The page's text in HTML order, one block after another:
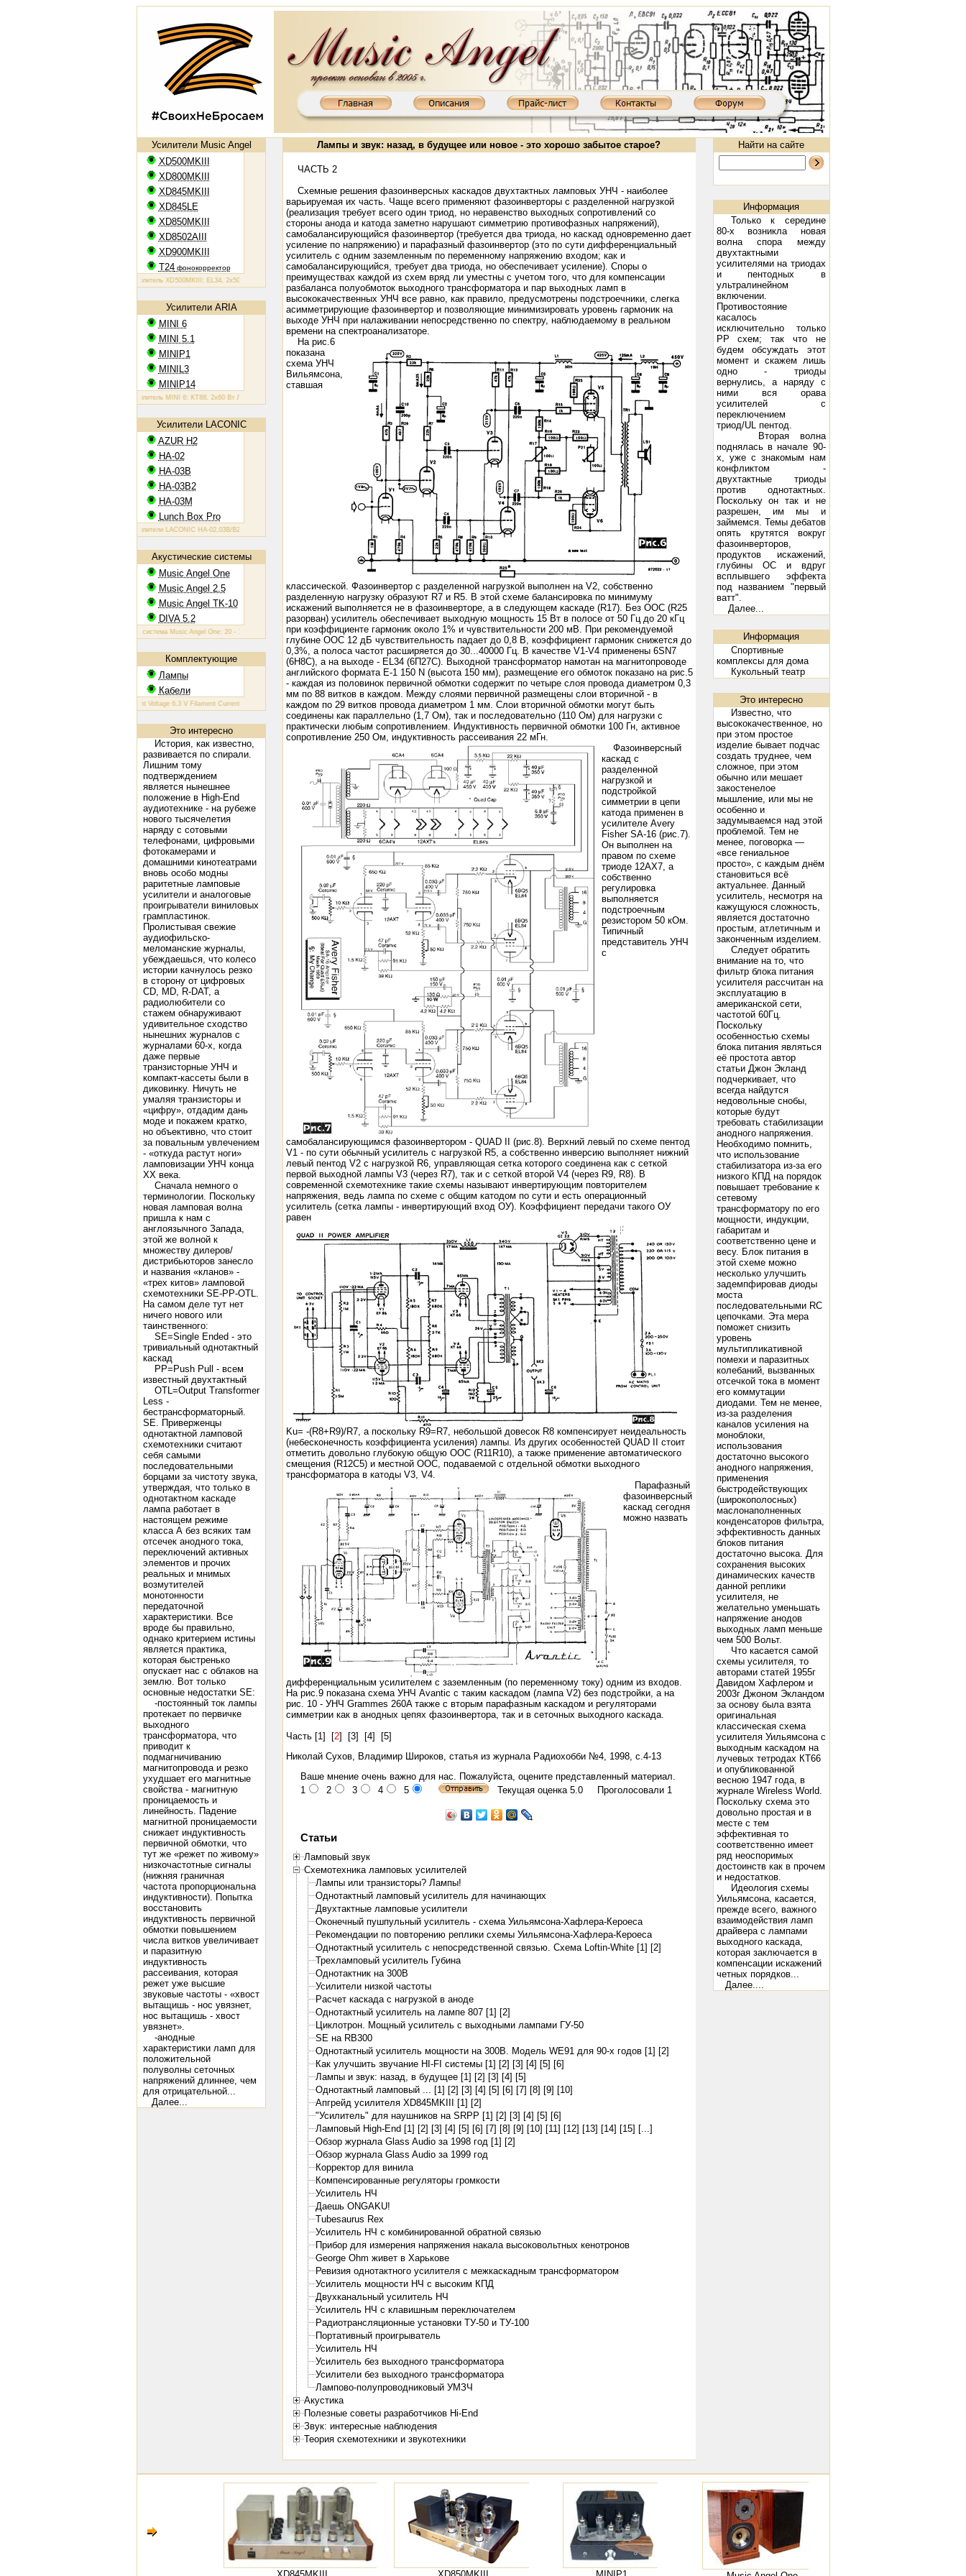
Усилители Music Angel
XD500MKIII
XD800MKIII
XD845MKIII
XD845LE
XD850MKIII
XD8502AIII
XD900MKIII
T24фонокорректор
Ламповый усилитель XD500MKIII: EL34, 2х50 ВтЛамповый усилитель XD800MKIII: KT88, 2х65 ВтЛамповый усилитель XD845MKIII: 845, 2х20 ВтЛамповый усилитель XD850MKIII: 300B, 2х9 Вт Ламповый усилитель XD8502AIII: 300B, 2х9 Вт
Усилители ARIA
MINI 6
MINI 5.1
MINIP1
MINIL3
MINIP14
Ламповый усилитель MINI 6: KT88, 2х60 ВтЛамповый усилитель MINIP1: 6AQ5, 2х10 Вт Ламповый усилитель MINIL3: EL34, 2х35 Вт Ламповый усилитель MINIP14: 6P14, 2х10 Вт
Усилители LACONIC
AZUR H2
HA-02
HA-03B
HA-03B2
HA-03M
Lunch Box Pro
Ламповые усилители LACONIC HA-02,03B/B2/M: 6N6P, 2х1,2 Вт на 300 Ом
Акустические системы
Music Angel One
Music Angel 2.5
Music Angel TK-10
DIVA 5.2
Акустическая система Music Angel One: 20 - 100 Вт, 38 Гц - 30 кГц, 86 Дб/Вт/мАкустическая система Music Angel 2.5: 20 - 200 Вт, 20 Гц - 30 кГц, 86 Дб/Вт/мАкустическая система Music Angel TK-10: 10 - 250 Вт, 45 Гц - 22 кГц, 8 Ом, 97 дБ/Вт/м
Комплектующие
Лампы
Кабели
КТ 88: Filament Voltage 6.3 V Filament Current 1.6 A Plate Voltage (max) 800 V Plate Current (max) 230 mA Plate Dissipation (max) 40 W845: D.C. Plate Voltage 1250 D.C. Grid Voltage -98 Peak A.F. Grid Voltage 93 D.C. Plate Current (ma.) 95 Power Output (watts) 15 21
Это интересно
История, как известно,
развивается по спирали.
Лишним тому
подтверждением
является нынешнее
положение в High-End
аудиотехнике - на рубеже
нового тысячелетия
наряду с сотовыми
телефонами, цифровыми
фотокамерами и
домашними кинотеатрами
вновь особо модны
раритетные ламповые
усилители и аналоговые
проигрыватели виниловых
грампластинок.
Пролистывая свежие
аудиофильско-
меломанские журналы,
убеждаешься, что колесо
истории качнулось резко
в сторону от цифровых
CD, MD, R-DAT, а
радиолюбители со
стажем обнаруживают
удивительное сходство
нынешних журналов с
журналами 60-х, когда
даже первые
транзисторные УНЧ и
компакт-кассеты были в
диковинку. Ничуть не
умаляя транзисторы и
«цифру», отдадим дань
моде и покажем кратко,
но объективно, что стоит
за повальным увлечением
- «откуда растут ноги»
ламповизации УНЧ конца
XX века.
Сначала немного о
терминологии. Поскольку
новая ламповая волна
пришла к нам с
англоязычного Запада,
этой же волной к
множеству дилеров/
дистрибьюторов занесло
и названия «кланов» -
«трех китов» ламповой
схемотехники SE-РР-OTL.
На самом деле тут нет
ничего нового или
таинственного:
SE=Single Ended - это
тривиальный однотактный
каскад
PP=Push Pull - всем
известный двухтактный
OTL=Output Transformer
Less -
бестрансформаторный.
SE. Приверженцы
однотактной ламповой
схемотехники считают
себя самыми
последовательными
борцами за чистоту звука,
утверждая, что только в
однотактном каскаде
лампа работает в
настоящем режиме
класса А без всяких там
отсечек анодного тока,
переключений активных
элементов и прочих
реальных и мнимых
возмутителей
монотонности
передаточной
характеристики. Все
вроде бы правильно,
однако критерием истины
является практика,
которая быстренько
опускает нас с облаков на
землю. Вот только
основные недостатки SE:
-постоянный ток лампы
протекает по первичке
выходного
трансформатора, что
приводит к
подмагничиванию
магнитопровода и резко
ухудшает его магнитные
свойства - магнитную
проницаемость и
линейность. Падение
магнитной проницаемости
снижает индуктивность
первичной обмотки, что
тут же «режет по живому»
низкочастотные сигналы
(нижняя граничная
частота пропорциональна
индуктивности). Попытка
восстановить
индуктивность первичной
обмотки повышением
числа витков увеличивает
и паразитную
индуктивность
рассеивания, которая
режет уже высшие
звуковые частоты - «хвост
вытащишь - нос увязнет,
нос вытащишь - хвост
увязнет».
-анодные
характеристики ламп для
положительной
полуволны сеточных
напряжений длиннее, чем
для отрицательной...
Далее...
Лампы и звук: назад, в будущее или новое - это хорошо забытое старое?
ЧАСТЬ 2
Схемные решения фазоинверсных каскадов двухтактных ламповых УНЧ - наиболее
варьируемая их часть. Чаще всего применяют фазоинверторы с разделенной нагрузкой
(реализация требует всего один триод, но неравенство выходных сопротивлений со
стороны анода и катода заметно нарушают симметрию противофазных напряжений),
самобалансирующийся фазоинвертор (требуется два триода, но каскад одновременно дает
усиление по напряжению) и парафазный фазоинвертор (это по сути дифференциальный
усилительс одним заземленным по переменному напряжению входом; как и
самобалансирующийся, требует два триода, но обеспечивает усиление). Споры о
преимуществах каждой из схем вряд ли уместны с учетом того, что для компенсации
разбаланса полуобмоток выходного трансформатора и пар выходных ламп в
высококачественных УНЧ все равно, как правило, предусмотрены подстроечники, слегка
асимметрирующие фазоинвертор и позволяющие минимизировать уровень гармоник на
выходе УНЧ при налаживании непосредственно по спектру, наблюдаемому в реальном
времени на спектроанализаторе.
На рис.6
показана
схема УНЧ
Вильямсона,
ставшая
классической. Фазоинвертор с разделенной нагрузкой выполнен на V2, собственно
разделенную нагрузку образуют R7 и R5. В этой схеме балансировка по минимуму
искажений выполняется не в фазоинверторе, а в следующем каскаде (R17). Без ООС (R25
разорван) усилитель обеспечивает выходную мощность 15 Вт в полосе от 50 Гц до 20 кГц
при коэффициенте гармоник около 1% и чувствительности 200 мВ. При рекомендуемой
глубине ООС 12 дБ чувствительность падает до 0,8 В, коэффициент гармоник снижется до
0,3%, а полоса частот расширяется до 30...40000 Гц. В качестве V1-V4 применены 6SN7
(6Н8С), а на выходе - EL34 (6П27С). Выходной трансформатор намотан на магнитопроводе
английского формата Е-1 150 N (высота 150 мм), размещение его обмоток показано на рис.5
- каждая из половинок первичной обмотки содержит по четыре слоя провода диаметром 0,3
мм по 88 витков в каждом. Между слоями первичной размещены слои вторичной - в
каждом по 29 витков провода диаметром 1 мм. Слои вторичной обмотки могут быть
соединены как параллельно (1,7 Ом), так и последовательно (110 Ом) для нагрузки с
практически любым сопротивлением. Индуктивность первичной обмотки 100 Гн, активное
сопротивление250 Ом, индуктивность рассеивания 22 мГн.
Фазоинверсный
каскад с
разделенной
нагрузкой и
подстройкой
симметрии в цепи
катода применен в
усилителе Avery
Fisher SA-16 (рис.7).
Он выполнен на
правом по схеме
триоде 12АХ7, а
собственно
регулировка
выполняется
подстроечным
резистором 50 кОм.
Типичный
представитель УНЧ
с
самобалансирующимся фазоинвертором - QUAD II (рис.8). Верхний левый по схеме пентод
V1 - по сути обычный усилитель с нагрузкой R5, а собственно инверсию выполняет нижний
левый пентод V2 с нагрузкой R6, управляющая сетка которого соединена как с сеткой
первой выходной лампы V3 (через R7), так и с сеткой второй V4 (через R9, R8). В
современной схемотехнике такие схемы называют инвертирующим повторителем
напряжения, ведь лампа по схеме с общим катодом по сути и есть операционный
усилитель (сетка лампы - инвертирующий вход ОУ). Коэффициент передачи такого ОУ
равен
Ku= -(R8+R9)/R7, а поскольку R9=R7, небольшой довесок R8 компенсирует неидеальность
(небесконечность коэффициента усиления) лампы. Из других особенностей QUAD II стоит
отметить довольно глубокую общую ООС (R11R10), а также применение автоматического
смещения (R12C5) и местной ООС, подаваемой с отдельной обмотки выходного
трансформатора в катоды V3, V4.
Парафазный
фазоинверсный
каскад сегодня
можно назвать
дифференциальным усилителем с заземленным (по переменному току) одним из входов.
На рис.9 показана схема УНЧ Avantic с таким каскадом (лампа V2) без подстройки, а на
рис. 10 - УНЧ Grammes 260A также с вторым парафазным каскадом и регуляторами
симметрии как в анодных цепях фазоинвертора, так и в сеточных выходного каскада.
Часть [1] [2] [3] [4] [5]
Николай Сухов, Владимир Широков, статья из журнала Радиохобби №4, 1998, с.4-13
Ваше мнение очень важно для нас. Пожалуйста, оцените представленный материал.
1
2 3 4 5 Текущая оценка 5.0 Проголосовали 1
Статьи
Ламповый звук
Схемотехника ламповых усилителей
Лампы или транзисторы? Лампы!
Однотактный ламповый усилитель для начинающих
Двухтактные ламповые усилители
Оконечный пушпульный усилитель - схема Уильямсона-Хафлера-Кероеса
Рекомендации по повторению реплики схемы Уильямсона-Хафлера-Кероеса
Однотактный усилитель с непосредственной связью. Схема Loftin-White [1] [2]
Трехламповый усилитель Губина
Однотактник на 300В
Усилители низкой частоты
Расчет каскада с нагрузкой в аноде
Однотактный усилитель на лампе 807 [1] [2]
Циклотрон. Мощный усилитель с выходными лампами ГУ-50
SE на RB300
Однотактный усилитель мощности на 300В. Модель WE91 для 90-х годов [1] [2]
Как улучшить звучание HI-FI системы [1] [2] [3] [4] [5] [6]
Лампы и звук: назад, в будущее [1] [2] [3] [4] [5]
Однотактный ламповый ... [1] [2] [3] [4] [5] [6] [7] [8] [9] [10]
Апгрейд усилителя XD845MKIII [1] [2]
"Усилитель" для наушников на SRPP [1] [2] [3] [4] [5] [6]
Ламповый High-End [1] [2] [3] [4] [5] [6] [7] [8] [9] [10] [11] [12] [13] [14] [15] [...]
Обзор журнала Glass Audio за 1998 год [1] [2]
Обзор журнала Glass Audio за 1999 год
Корректор для винила
Компенсированные регуляторы громкости
Усилитель НЧ
Даешь ONGAKU!
Tubesaurus Rex
Усилитель НЧ с комбинированной обратной связью
Прибор для измерения напряжения накала высоковольтных кенотронов
George Ohm живет в Харькове
Ревизия однотактного усилителя с межкаскадным трансформатором
Усилитель мощности НЧ с высоким КПД
Двухканальный усилитель НЧ
Усилитель НЧ с клавишным переключателем
Радиотрансляционные установки ТУ-50 и ТУ-100
Портативный проигрыватель
Усилитель НЧ
Усилитель без выходного трансформатора
Усилители без выходного трансформатора
Лампово-полупроводниковый УМЗЧ
Акустика
Полезные советы разработчиков Hi-End
Звук: интересные наблюдения
Теория схемотехники и звукотехники
Найти на сайте
Информация
Только к середине
80-х возникла новая
волна спора между
двухтактными
усилителями на триодах
и пентодных в
ультралинейном
включении.
Противостояние
касалось
исключительно только
РР схем; так что не
будем обсуждать этот
момент и скажем лишь
одно - триоды
вернулись, а наряду с
ними вся орава
усилителей с
переключением
триод/UL пентод.
Вторая волна
поднялась в начале 90-
х, уже с знакомым нам
конфликтом -
двухтактные триоды
против однотактных.
Поскольку он так и не
разрешен, им мы и
займемся. Темы дебатов
опять крутятся вокруг
фазоинверторов,
продуктов искажений,
глубины ОС и вдруг
всплывшего эффекта
под названием "первый
ватт".
Далее...
Информация
Спортивные
комплексы для дома
Кукольный театр
Это интересно
Известно, что
высококачественное, но
при этом простое
изделие бывает подчас
создать труднее, чем
сложное, при этом
обычно или мешает
закостенелое
мышление, или мы не
особенно и
задумываемся над этой
проблемой. Тем не
менее, поговорка —
«все гениальное
просто», с каждым днём
становиться всё
актуальнее. Данный
усилитель, несмотря на
кажущуюся сложность,
является достаточно
простым, атлетичным и
законченным изделием.
Следует обратить
внимание на то, что
фильтр блока питания
усилителя рассчитан на
эксплуатацию в
американской сети,
частотой 60Гц.
Поскольку
особенностью схемы
блока питания являться
её простота автор
статьи Джон Экланд
подчеркивает, что
всегда найдутся
недовольные снобы,
которые будут
требовать стабилизации
анодного напряжения.
Необходимо помнить,
что использование
стабилизатора из-за его
низкого КПД на порядок
повышает требование к
сетевому
трансформатору по его
мощности, индукции,
габаритам и
соответственно цене и
весу. Блок питания в
этой схеме можно
несколько улучшить
задемпфировав диоды
моста
последовательными RC
цепочками. Эта мера
поможет снизить
уровень
мультипликативной
помехи и паразитных
колебаний, вызванных
отсечкой тока в момент
его коммутации
диодами. Тем не менее,
из-за разделения
каналов усиления на
моноблоки,
использования
достаточно высокого
анодного напряжения,
применения
быстродействующих
(широкополосных)
маслонаполненных
конденсаторов фильтра,
эффективность данных
блоков питания
достаточно высока. Для
сохранения высоких
динамических качеств
данной реплики
усилителя, не
желательно уменьшать
напряжение анодов
выходных ламп меньше
чем 500 Вольт.
Что касается самой
схемы усилителя, то
авторами статей 1955г
Давидом Хафлером и
2003г Джоном Экландом
за основу была взята
оригинальная
классическая схема
усилителя Уильямсона с
выходным каскадом на
лучевых тетродах КТ66
и опубликованной
весною 1947 года, в
журнале Wireless World.
Поскольку схема это
довольно простая и в
месте с тем
эффективная то
соответственно имеет
ряд неоспоримых
достоинств как в прочем
и недостатков.
Идеология схемы
Уильямсона, касается,
прежде всего, важного
взаимодействия ламп
драйвера с лампами
выходного каскада,
которая заключается в
компенсации искажений
четных порядков...
Далее....